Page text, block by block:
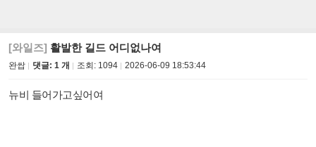
[와일즈] 활발한 길드 어디없나여
완쌉 댓글: 1 개 조회: 1094 2026-06-09 18:53:44
뉴비 들어가고싶어여